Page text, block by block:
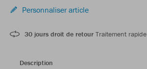
Personnaliser article
30 jours droit de retour Traitement rapide
Description